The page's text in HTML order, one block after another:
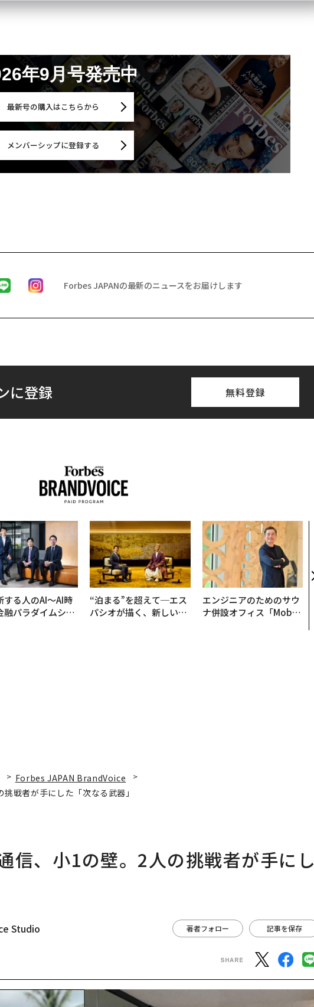
年9月号発売中
最新号の購入はこちらから
メンバーシップに登録する
Forbes JAPANの最新のニュースをお届けします
に登録 無料登録
する人のAI〜AI時
融パラダイムシフ
“泊まる”を超えて─エス
パシオが描く、新しい日
エンジニアのためのサウ
ナ併設オフィス「Mobiu
Forbes JAPAN BrandVoice
戦者が手にした「次なる武器」
信、小1の壁。2人の挑戦者が手にし
Studio 著者フォロー 記事を保存